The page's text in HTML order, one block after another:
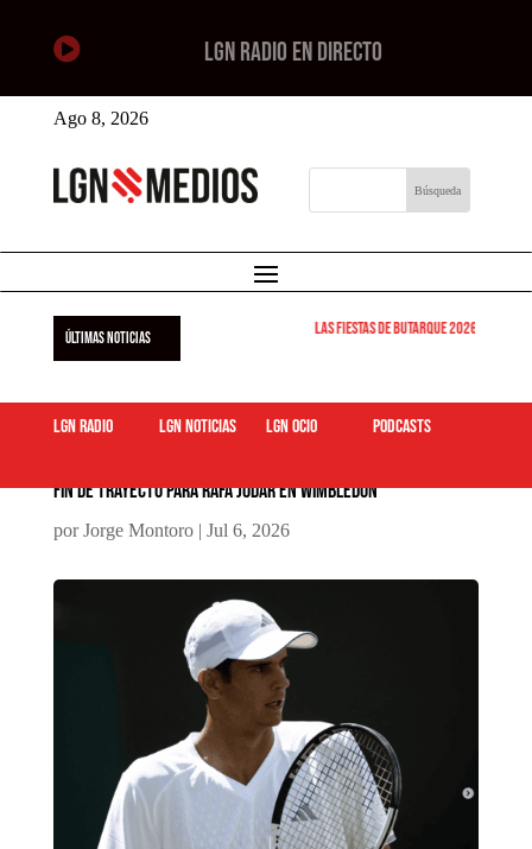
 LGN RADIO EN DIRECTO
Ago 8, 2026
ÚLTIMAS NOTICIAS Las Fiestas de Butarque 2026 arrancan
LGN Radio LGN Noticias LGN ocio podcasts
Fin de trayecto para Rafa Jódar en Wimbledon
porJorge Montoro| Jul 6, 2026